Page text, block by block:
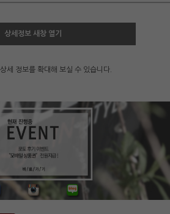
상세정보 새창 열기
상세 정보를 확대해 보실 수 있습니다.